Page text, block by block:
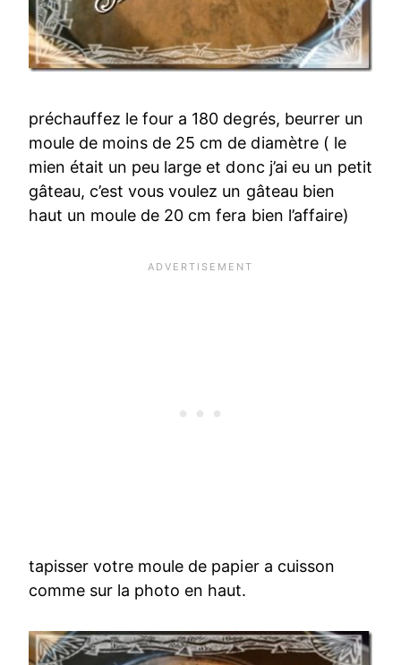
préchauffez le four a 180 degrés, beurrer un
moule de moins de 25 cm de diamètre ( le
mien était un peu large et donc j’ai eu un petit
gâteau, c’est vous voulez un gâteau bien
haut un moule de 20 cm fera bien l’affaire)
tapisser votre moule de papier a cuisson
comme sur la photo en haut.